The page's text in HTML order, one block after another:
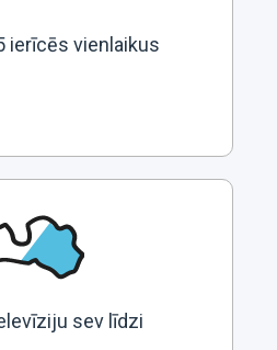
ierīcēs vienlaikus
sev līdzi